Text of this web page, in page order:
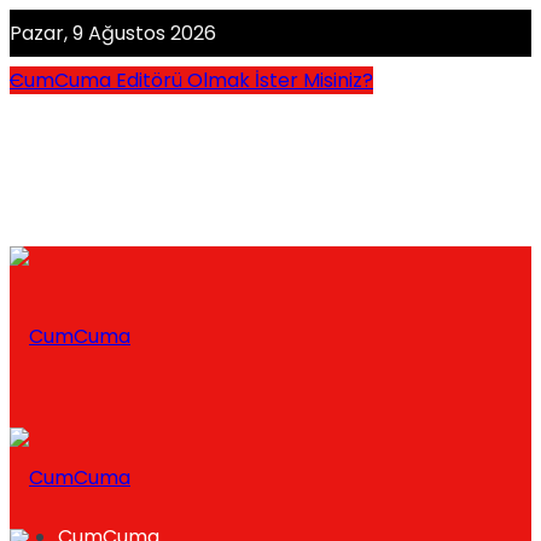
Pazar, 9 Ağustos 2026
CumCuma Editörü Olmak İster Misiniz?